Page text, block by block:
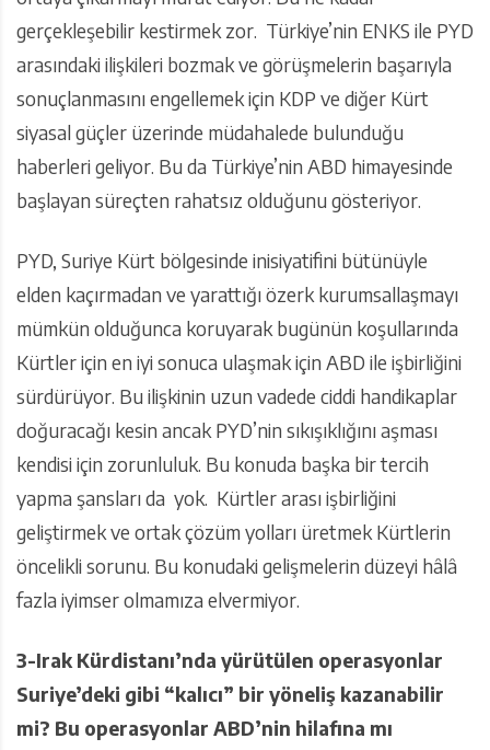
gerçekleşebilir kestirmek zor. Türkiye’nin ENKS ile PYD
arasındaki ilişkileri bozmak ve görüşmelerin başarıyla
sonuçlanmasını engellemek için KDP ve diğer Kürt
siyasal güçler üzerinde müdahalede bulunduğu
haberleri geliyor. Bu da Türkiye’nin ABD himayesinde
başlayan süreçten rahatsız olduğunu gösteriyor.
PYD, Suriye Kürt bölgesinde inisiyatifini bütünüyle
elden kaçırmadan ve yarattığı özerk kurumsallaşmayı
mümkün olduğunca koruyarak bugünün koşullarında
Kürtler için en iyi sonuca ulaşmak için ABD ile işbirliğini
sürdürüyor. Bu ilişkinin uzun vadede ciddi handikaplar
doğuracağı kesin ancak PYD’nin sıkışıklığını aşması
kendisi için zorunluluk. Bu konuda başka bir tercih
yapma şansları da yok. Kürtler arası işbirliğini
geliştirmek ve ortak çözüm yolları üretmek Kürtlerin
öncelikli sorunu. Bu konudaki gelişmelerin düzeyi hâlâ
fazla iyimser olmamıza elvermiyor.
3-Irak Kürdistanı’nda yürütülen operasyonlar
Suriye’deki gibi “kalıcı” bir yöneliş kazanabilir
mi? Bu operasyonlar ABD’nin hilafına mı